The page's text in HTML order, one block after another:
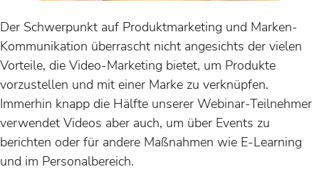
Der Schwerpunkt auf Produktmarketing und Marken-
Kommunikation überrascht nicht angesichts der vielen
Vorteile, die Video-Marketing bietet, um Produkte
vorzustellen und mit einer Marke zu verknüpfen.
Immerhin knapp die Hälfte unserer Webinar-Teilnehmer
verwendet Videos aber auch, um über Events zu
berichten oder für andere Maßnahmen wie E-Learning
und im Personalbereich.